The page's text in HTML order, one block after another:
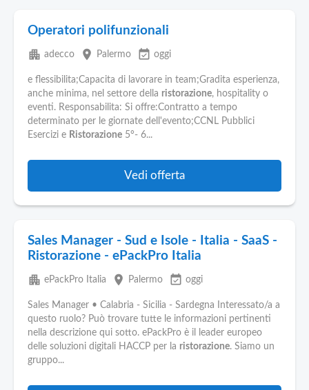
Operatori polifunzionali
apartment adecco place Palermo event_available oggi
e flessibilita;Capacita di lavorare in team;Gradita esperienza,
anche minima, nel settore della ristorazione, hospitality o
eventi. Responsabilita: Si offre:Contratto a tempo
determinato per le giornate dell'evento;CCNL Pubblici
Esercizi e Ristorazione 5°- 6...
Vedi offerta
Sales Manager - Sud e Isole - Italia - SaaS -
Ristorazione - ePackPro Italia
apartment ePackPro Italia place Palermo event_available oggi
Sales Manager • Calabria - Sicilia - Sardegna Interessato/a a
questo ruolo? Può trovare tutte le informazioni pertinenti
nella descrizione qui sotto. ePackPro è il leader europeo
delle soluzioni digitali HACCP per la ristorazione. Siamo un
gruppo...